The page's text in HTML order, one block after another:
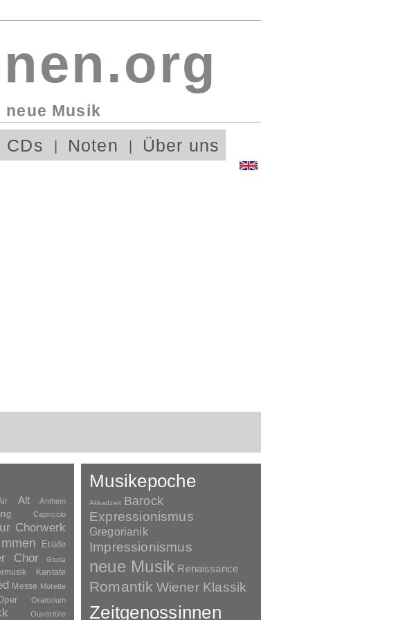
Musik
CDs Noten Über uns
Alt Anthem
Capriccio
Chorwerk
Etüde
Chor Gloria
Kantate
Messe Motette
Oratorium
Ouvertüre
Musikepoche
Akkadzeit Barock
Expressionismus
Gregorianik
Impressionismus
neue Musik Renaissance
Romantik Wiener Klassik
Zeitgenossinnen